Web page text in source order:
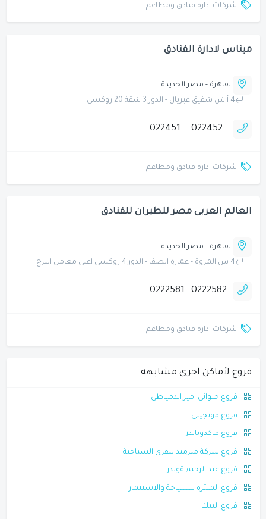
شركات ادارة فنادق ومطاعم
ميناس لادارة الفنادق
القاهرة - مصر الجديدة
4 أ ش شفيق غبريال - الدور 3 شقة 20 روكسى
0224523986
0224518204
شركات ادارة فنادق ومطاعم
العالم العربى مصر للطيران للفنادق
القاهرة - مصر الجديدة
4 ش المروة - عمارة الصفا - الدور 4 روكسى اعلى معامل البرج
0222582268
0222581188
شركات ادارة فنادق ومطاعم
فروع لأماكن اخرى مشابهة
فروع حلوانى امير الدمياطى
فروع مونجينى
فروع ماكدونالدز
فروع شركة ميرميد للقرى السياحية
فروع عبد الرحيم قويدر
فروع المنتزة للسياحة والاستثمار
فروع البيك